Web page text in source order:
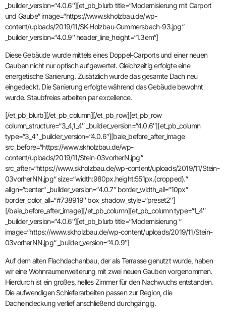
_builder_version=“4.0.6″][et_pb_blurb title=“Modernisierung mit Carport
und Gaube“ image=“https://www.skholzbau.de/wp-
content/uploads/2019/11/SK-Holzbau-Gummersbach-93.jpg“
_builder_version=“4.0.9″ header_line_height=“1.3em“]
Diese Gebäude wurde mittels eines Doppel-Carports und einer neuen
Gauben nicht nur optisch aufgewertet. Gleichzeitig erfolgte eine
energetische Sanierung. Zusätzlich wurde das gesamte Dach neu
eingedeckt. Die Sanierung erfolgte während das Gebäude bewohnt
wurde. Staubfreies arbeiten par excellence.
[/et_pb_blurb][/et_pb_column][/et_pb_row][et_pb_row
column_structure=“3_4,1_4″ _builder_version=“4.0.6″][et_pb_column
type=“3_4″ _builder_version=“4.0.6″][baie_before_after_image
src_before=“https://www.skholzbau.de/wp-
content/uploads/2019/11/Stein-03vorherN.jpg“
src_after=“https://www.skholzbau.de/wp-content/uploads/2019/11/Stein-
03vorherNN.jpg“ size=“width:980px.height:551px.(cropped).“
align=“center“ _builder_version=“4.0.7″ border_width_all=“10px“
border_color_all=“#738919″ box_shadow_style=“preset2″]
[/baie_before_after_image][/et_pb_column][et_pb_column type=“1_4″
_builder_version=“4.0.6″][et_pb_blurb title=“Modernisierung “
image=“https://www.skholzbau.de/wp-content/uploads/2019/11/Stein-
03vorherNN.jpg“ _builder_version=“4.0.9″]
Auf dem alten Flachdachanbau, der als Terrasse genutzt wurde, haben
wir eine Wohnraumerweiterung mit zwei neuen Gauben vorgenommen.
Hierdurch ist ein großes, helles Zimmer für den Nachwuchs entstanden.
Die aufwendigen Schieferarbeiten passen zur Region, die
Dacheindeckung verlief anschließend durchgängig.